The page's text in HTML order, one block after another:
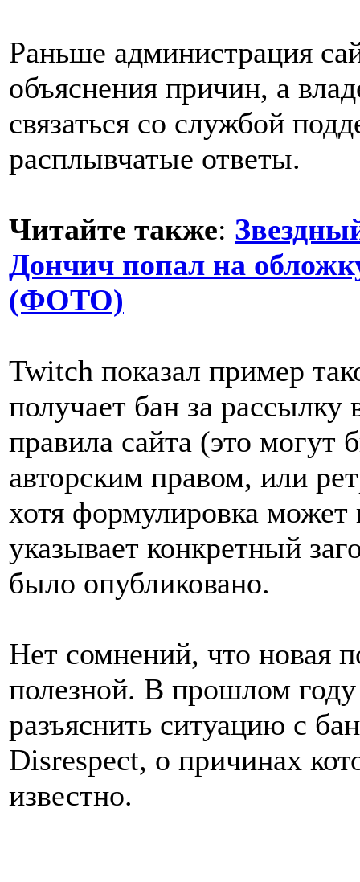
Раньше администрация
объяснения причин, а
связаться со службой
расплывчатые ответы.
Читайте также:
Дончич попал на
(ФОТО)
Twitch показал пример
получает бан за
правила сайта (это
авторским правом, или
хотя формулировка может
указывает конкретный
было опубликовано.
Нет сомнений, что новая
полезной. В прошлом
разъяснить ситуацию с
Disrespect, о причинах
известно.